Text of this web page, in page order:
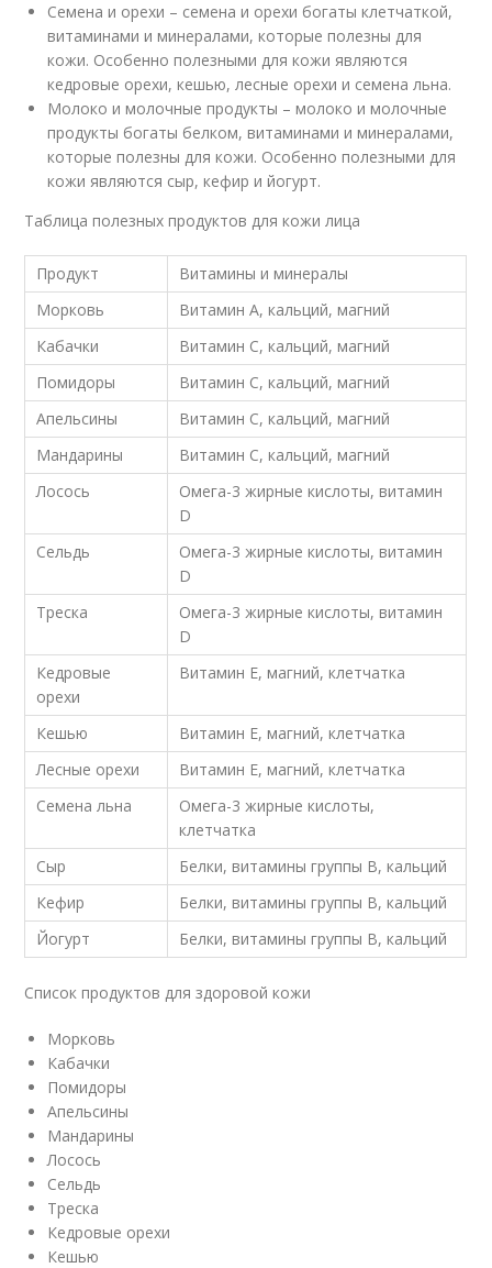
Семена и орехи – семена и орехи богаты клетчаткой,
витаминами и минералами, которые полезны для
кожи. Особенно полезными для кожи являются
кедровые орехи, кешью, лесные орехи и семена льна.
Молоко и молочные продукты – молоко и молочные
продукты богаты белком, витаминами и минералами,
которые полезны для кожи. Особенно полезными для
кожи являются сыр, кефир и йогурт.
Таблица полезных продуктов для кожи лица
Продукт
Витамины и минералы
Морковь
Витамин А, кальций, магний
Кабачки
Витамин С, кальций, магний
Помидоры
Витамин С, кальций, магний
Апельсины
Витамин С, кальций, магний
Мандарины
Витамин С, кальций, магний
Лосось
Омега-3 жирные кислоты, витамин
D
Сельдь
Омега-3 жирные кислоты, витамин
D
Треска
Омега-3 жирные кислоты, витамин
D
Кедровые
орехи
Витамин Е, магний, клетчатка
Кешью
Витамин Е, магний, клетчатка
Лесные орехи
Витамин Е, магний, клетчатка
Семена льна
Омега-3 жирные кислоты,
клетчатка
Сыр
Белки, витамины группы В, кальций
Кефир
Белки, витамины группы В, кальций
Йогурт
Белки, витамины группы В, кальций
Список продуктов для здоровой кожи
Морковь
Кабачки
Помидоры
Апельсины
Мандарины
Лосось
Сельдь
Треска
Кедровые орехи
Кешью